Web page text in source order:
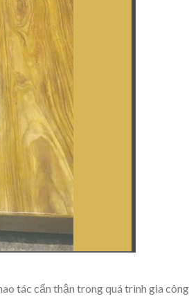
tác cẩn thận trong quá trình gia